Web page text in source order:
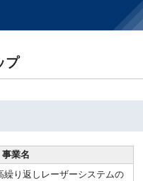
プ
事業名
繰り返しレーザーシステムの